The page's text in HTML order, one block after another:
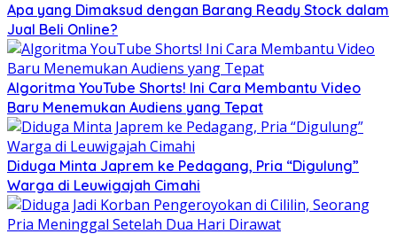
Apa yang Dimaksud dengan Barang Ready Stock dalam
Jual Beli Online?
Algoritma YouTube Shorts! Ini Cara Membantu Video
Baru Menemukan Audiens yang Tepat
Diduga Minta Japrem ke Pedagang, Pria “Digulung”
Warga di Leuwigajah Cimahi